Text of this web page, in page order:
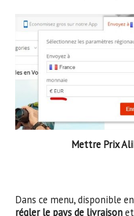
Mettre Prix
Dans ce menu, disponible
régler le pays de livraisonet